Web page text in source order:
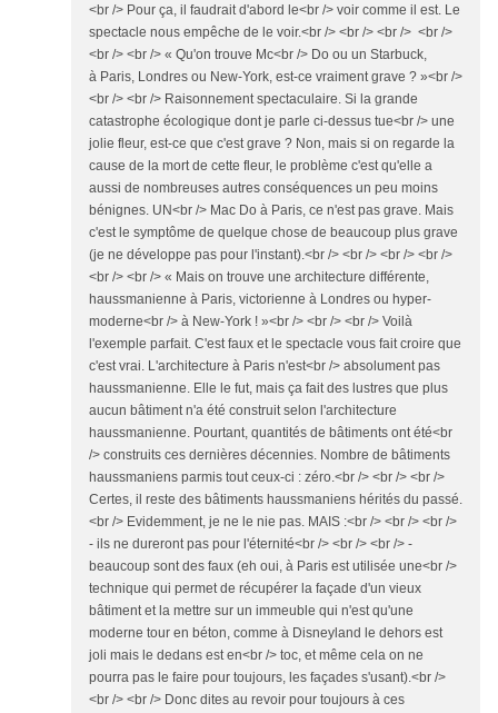
<br /> Pour ça, il faudrait d'abord le<br /> voir comme il est. Le
spectacle nous empêche de le voir.<br /> <br /> <br /> <br />
<br /> <br /> « Qu'on trouve Mc<br /> Do ou un Starbuck,
à Paris, Londres ou New-York, est-ce vraiment grave ? »<br />
<br /> <br /> Raisonnement spectaculaire. Si la grande
catastrophe écologique dont je parle ci-dessus tue<br /> une
jolie fleur, est-ce que c'est grave ? Non, mais si on regarde la
cause de la mort de cette fleur, le problème c'est qu'elle a
aussi de nombreuses autres conséquences un peu moins
bénignes. UN<br /> Mac Do à Paris, ce n'est pas grave. Mais
c'est le symptôme de quelque chose de beaucoup plus grave
(je ne développe pas pour l'instant).<br /> <br /> <br /> <br />
<br /> <br /> « Mais on trouve une architecture différente,
haussmanienne à Paris, victorienne à Londres ou hyper-
moderne<br /> à New-York ! »<br /> <br /> <br /> Voilà
l'exemple parfait. C'est faux et le spectacle vous fait croire que
c'est vrai. L'architecture à Paris n'est<br /> absolument pas
haussmanienne. Elle le fut, mais ça fait des lustres que plus
aucun bâtiment n'a été construit selon l'architecture
haussmanienne. Pourtant, quantités de bâtiments ont été<br
/> construits ces dernières décennies. Nombre de bâtiments
haussmaniens parmis tout ceux-ci : zéro.<br /> <br /> <br />
Certes, il reste des bâtiments haussmaniens hérités du passé.
<br /> Evidemment, je ne le nie pas. MAIS :<br /> <br /> <br />
- ils ne dureront pas pour l'éternité<br /> <br /> <br /> -
beaucoup sont des faux (eh oui, à Paris est utilisée une<br />
technique qui permet de récupérer la façade d'un vieux
bâtiment et la mettre sur un immeuble qui n'est qu'une
moderne tour en béton, comme à Disneyland le dehors est
joli mais le dedans est en<br /> toc, et même cela on ne
pourra pas le faire pour toujours, les façades s'usant).<br />
<br /> <br /> Donc dites au revoir pour toujours à ces